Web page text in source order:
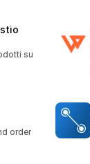
su
order